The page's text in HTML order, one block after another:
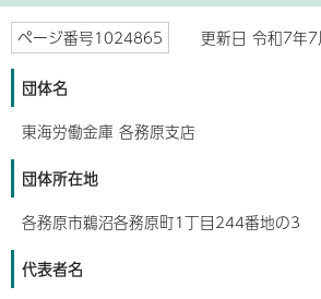
ページ番号1024865 更新日 令和7年7
団体名
東海労働金庫 各務原支店
団体所在地
各務原市鵜沼各務原町1丁目244番地の3
代表者名